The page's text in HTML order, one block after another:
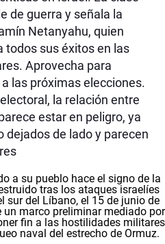
de guerra y señala la
Netanyahu, quien
todos sus éxitos en las
Aprovecha para
las próximas elecciones.
la relación entre
estar en peligro, ya
dejados de lado y parecen